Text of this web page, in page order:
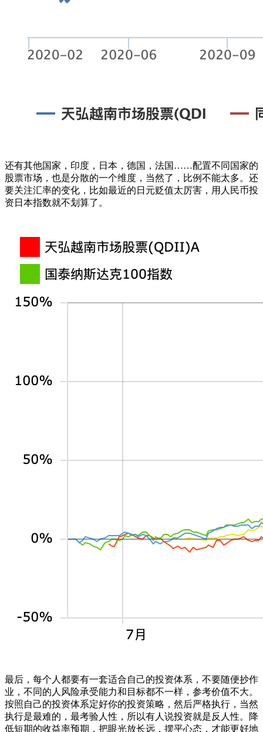
还有其他国家，印度，日本，德国，法国……配置不同国家的
股票市场，也是分散的一个维度，当然了，比例不能太多。还
要关注汇率的变化，比如最近的日元贬值太厉害，用人民币投
资日本指数就不划算了。
最后，每个人都要有一套适合自己的投资体系，不要随便抄作
业，不同的人风险承受能力和目标都不一样，参考价值不大。
按照自己的投资体系定好你的投资策略，然后严格执行，当然
执行是最难的，最考验人性，所以有人说投资就是反人性。降
低短期的收益率预期，把眼光放长远，摆平心态，才能更好地